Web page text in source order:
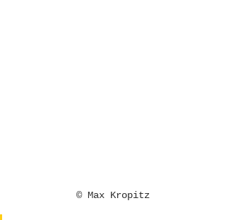
© Max Kropitz